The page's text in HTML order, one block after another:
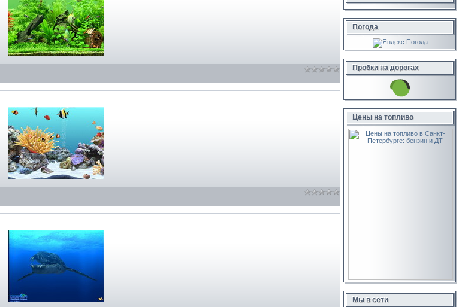
Погода
Пробки на дорогах
Цены на топливо
Мы в сети